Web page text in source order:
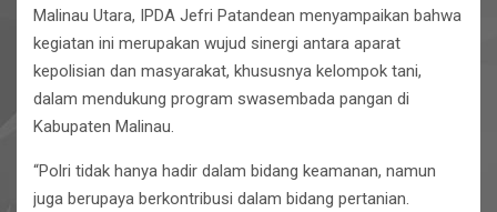
Malinau Utara, IPDA Jefri Patandean menyampaikan bahwa
kegiatan ini merupakan wujud sinergi antara aparat
kepolisian dan masyarakat, khususnya kelompok tani,
dalam mendukung program swasembada pangan di
Kabupaten Malinau.
“Polri tidak hanya hadir dalam bidang keamanan, namun
juga berupaya berkontribusi dalam bidang pertanian.